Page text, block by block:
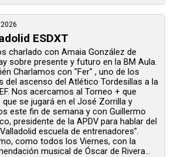
ESDXT
charlado con Amaia González de
sobre presente y futuro en la BM Aula.
Charlamos con "Fer" , uno de los
del ascenso del Atlético Tordesillas a la
Nos acercamos al Torneo + que
que se jugará en el José Zorrilla y
este fin de semana y con Guillermo
presidente de la APDV para hablar del
escuela de entrenadores".
como todos los Viernes, con la
musical de Óscar de Rivera...